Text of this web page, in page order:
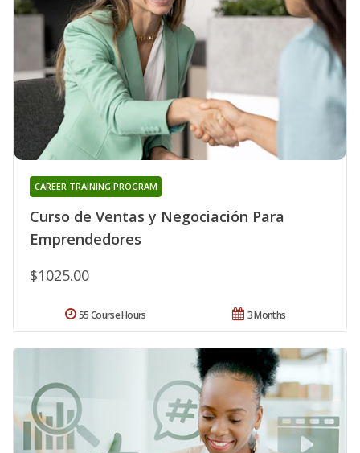
Curso de Ventas y Negociación Para
Emprendedores
CAREER TRAINING PROGRAM
$1025.00
3 Months
55 Course Hours